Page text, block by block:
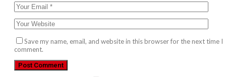
Save my name, email, and website in this browser for the next time I
comment.